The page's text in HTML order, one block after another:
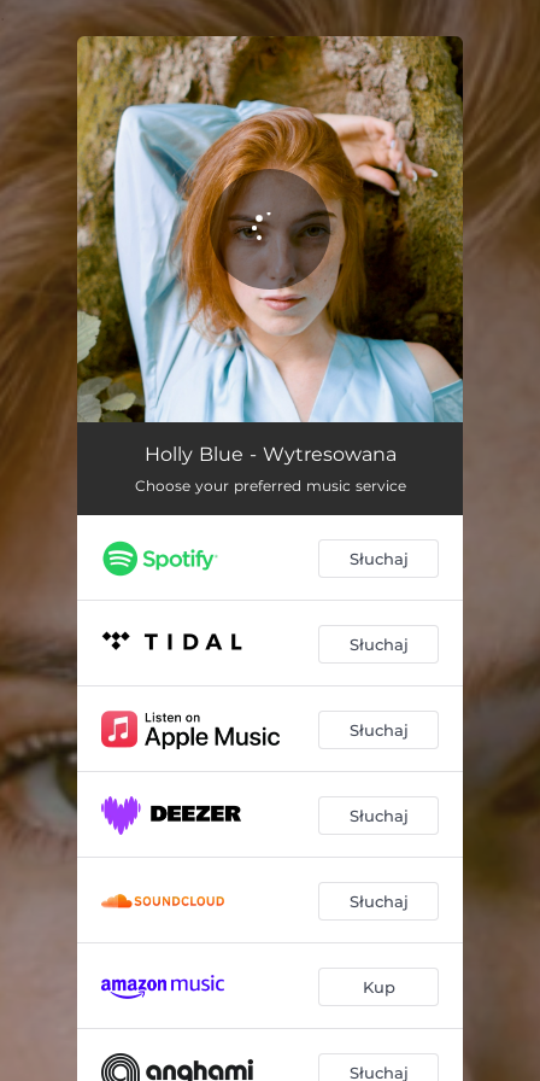
You're all set!
Wytresowana 04:05
Holly Blue - Wytresowana
Choose your preferred music service
Słuchaj
Słuchaj
Słuchaj
Słuchaj
Słuchaj
Kup
Słuchaj